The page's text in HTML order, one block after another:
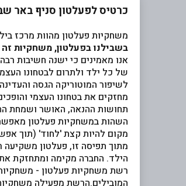
כרטיס לפעלטון סניף באר
משחקיות פעלטון מהוות מרכז
בשבילנו בפעלטון, משחקיות
אנו מאמינים כי ישנה חשיבות
של כל ילד ולתרום לבטחונו
לשיפור המוטוריקה הגסה
מחזקים את בטחונו העצמי
תחושות ההנאה, האושר ושמחת
השהות במשחקיות פעלטון
מקום להיות קצת 'לחוד' (תוך
מתוך תפיסה זו, פעלטון משקיעה
הילד. החברה מקימה ומתחזקת את
רשת משחקיות פעלטון -
המובילים.הרשת מפעילה